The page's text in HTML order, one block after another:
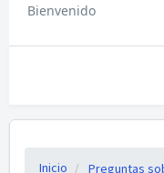
Bienvenido
Inicio
Preguntas